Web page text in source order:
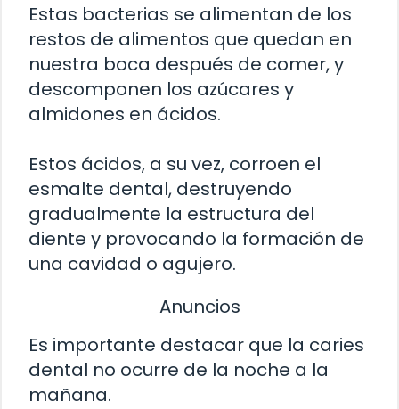
Estas bacterias se alimentan de los
restos de alimentos que quedan en
nuestra boca después de comer, y
descomponen los azúcares y
almidones en ácidos.
Estos ácidos, a su vez, corroen el
esmalte dental, destruyendo
gradualmente la estructura del
diente y provocando la formación de
una cavidad o agujero.
Anuncios
Es importante destacar que la caries
dental no ocurre de la noche a la
mañana.